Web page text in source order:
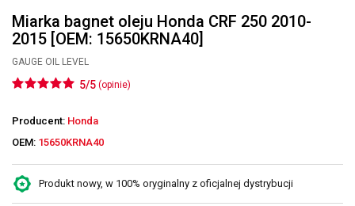
Miarka bagnet oleju Honda CRF 250 2010-
2015 [OEM: 15650KRNA40]
GAUGE OIL LEVEL
5/5 (opinie)
Producent: Honda
OEM: 15650KRNA40
Produkt nowy, w 100% oryginalny z oficjalnej dystrybucji